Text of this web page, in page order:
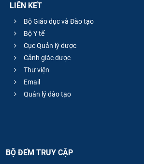
LIÊN KẾT
Bộ Giáo dục và Đào tạo
Bộ Y tế
Cục Quản lý dược
Cảnh giác dược
Thư viện
Email
Quản lý đào tạo
BỘ ĐẾM TRUY CẬP